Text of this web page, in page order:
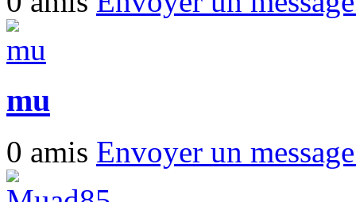
mu
0 amis Envoyer un